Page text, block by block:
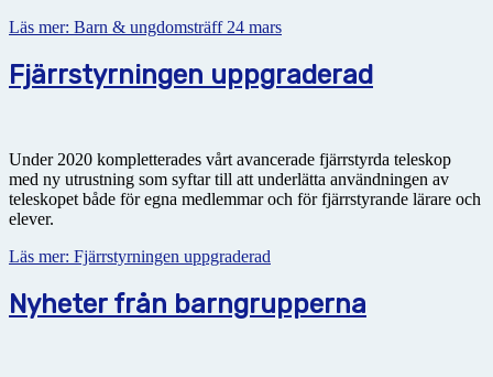
Läs mer: Barn & ungdomsträff 24 mars
Fjärrstyrningen uppgraderad
Under 2020 kompletterades vårt avancerade fjärrstyrda teleskop
med ny utrustning som syftar till att underlätta användningen av
teleskopet både för egna medlemmar och för fjärrstyrande lärare och
elever.
Läs mer: Fjärrstyrningen uppgraderad
Nyheter från barngrupperna